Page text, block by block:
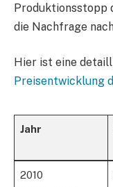
Produktionsstopp
die Nachfrage
Hier ist eine
Preisentwicklung
Jahr
2010